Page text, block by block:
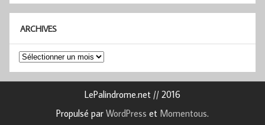
ARCHIVES
Archives
LePalindrome.net // 2016
Propulsé par WordPress et Momentous.